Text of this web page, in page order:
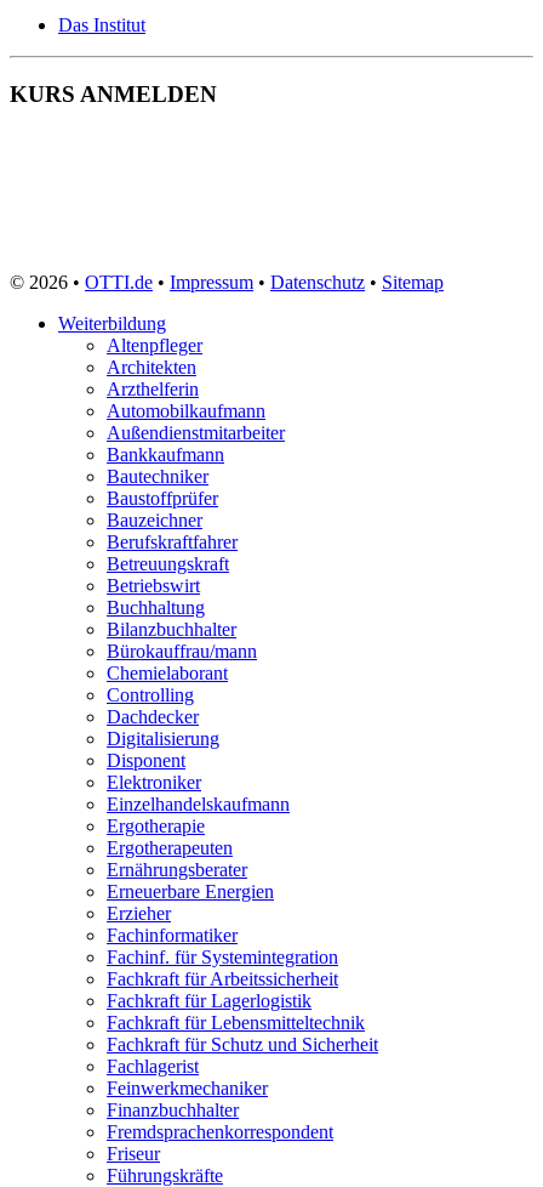
Das Institut
KURS ANMELDEN
© 2026 • OTTI.de • Impressum • Datenschutz • Sitemap
Weiterbildung
Altenpfleger
Architekten
Arzthelferin
Automobilkaufmann
Außendienstmitarbeiter
Bankkaufmann
Bautechniker
Baustoffprüfer
Bauzeichner
Berufskraftfahrer
Betreuungskraft
Betriebswirt
Buchhaltung
Bilanzbuchhalter
Bürokauffrau/mann
Chemielaborant
Controlling
Dachdecker
Digitalisierung
Disponent
Elektroniker
Einzelhandelskaufmann
Ergotherapie
Ergotherapeuten
Ernährungsberater
Erneuerbare Energien
Erzieher
Fachinformatiker
Fachinf. für Systemintegration
Fachkraft für Arbeitssicherheit
Fachkraft für Lagerlogistik
Fachkraft für Lebensmitteltechnik
Fachkraft für Schutz und Sicherheit
Fachlagerist
Feinwerkmechaniker
Finanzbuchhalter
Fremdsprachenkorrespondent
Friseur
Führungskräfte